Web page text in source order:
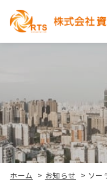
ホーム > お知らせ > ソー